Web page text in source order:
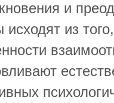
и
из